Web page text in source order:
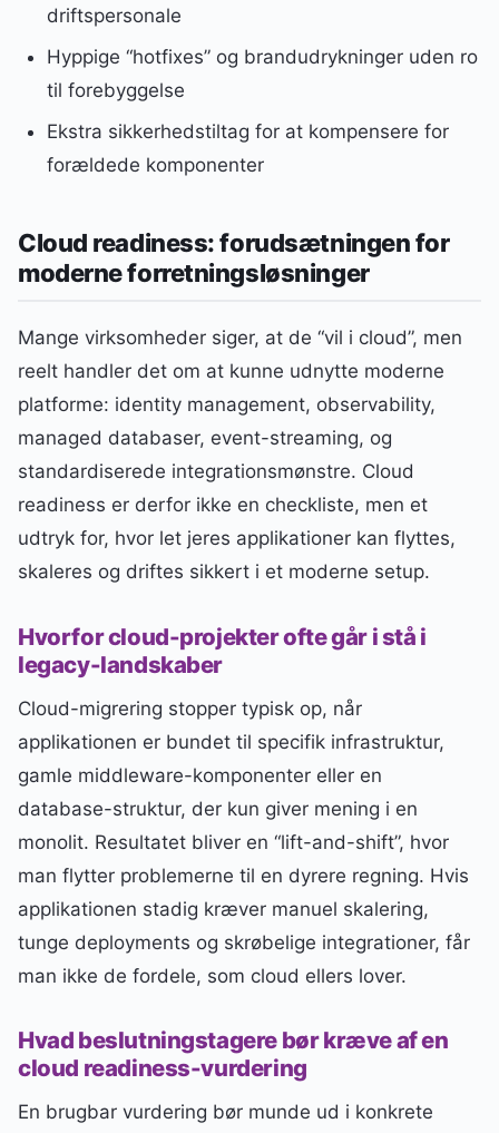
driftspersonale
Hyppige “hotfixes” og brandudrykninger uden ro
til forebyggelse
Ekstra sikkerhedstiltag for at kompensere for
forældede komponenter
Cloud readiness: forudsætningen for
moderne forretningsløsninger
Mange virksomheder siger, at de “vil i cloud”, men
reelt handler det om at kunne udnytte moderne
platforme: identity management, observability,
managed databaser, event-streaming, og
standardiserede integrationsmønstre. Cloud
readiness er derfor ikke en checkliste, men et
udtryk for, hvor let jeres applikationer kan flyttes,
skaleres og driftes sikkert i et moderne setup.
Hvorfor cloud-projekter ofte går i stå i
legacy-landskaber
Cloud-migrering stopper typisk op, når
applikationen er bundet til specifik infrastruktur,
gamle middleware-komponenter eller en
database-struktur, der kun giver mening i en
monolit. Resultatet bliver en “lift-and-shift”, hvor
man flytter problemerne til en dyrere regning. Hvis
applikationen stadig kræver manuel skalering,
tunge deployments og skrøbelige integrationer, får
man ikke de fordele, som cloud ellers lover.
Hvad beslutningstagere bør kræve af en
cloud readiness-vurdering
En brugbar vurdering bør munde ud i konkrete